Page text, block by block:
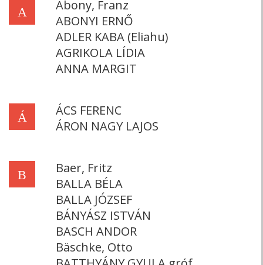
A
Abony, Franz
ABONYI ERNŐ
ADLER KABA (Eliahu)
AGRIKOLA LÍDIA
ANNA MARGIT
Á
ÁCS FERENC
ÁRON NAGY LAJOS
B
Baer, Fritz
BALLA BÉLA
BALLA JÓZSEF
BÁNYÁSZ ISTVÁN
BASCH ANDOR
Bäschke, Otto